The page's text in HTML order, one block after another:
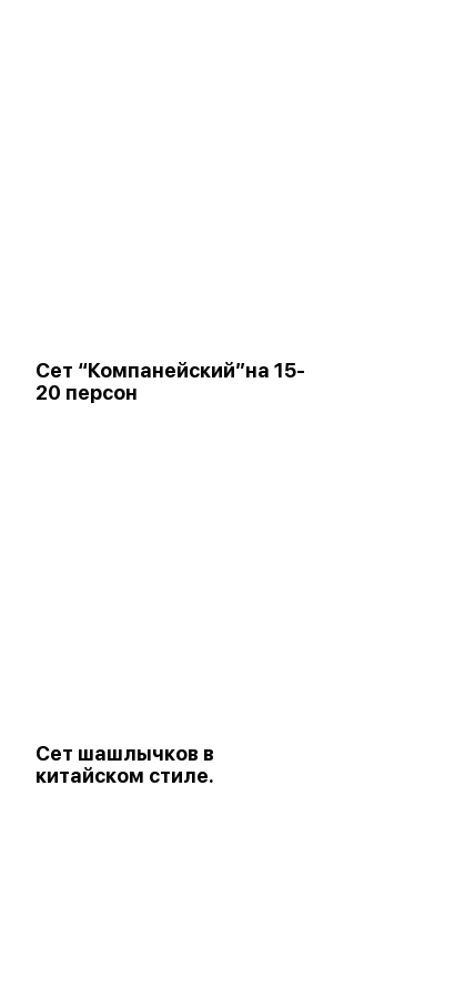
Сет “Компанейский”на 15-
20 персон
Сет шашлычков в
китайском стиле.